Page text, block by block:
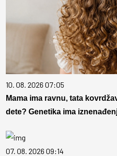
10. 08. 2026 07:05
Mama ima ravnu, tata
dete? Genetika ima
07. 08. 2026 09:14